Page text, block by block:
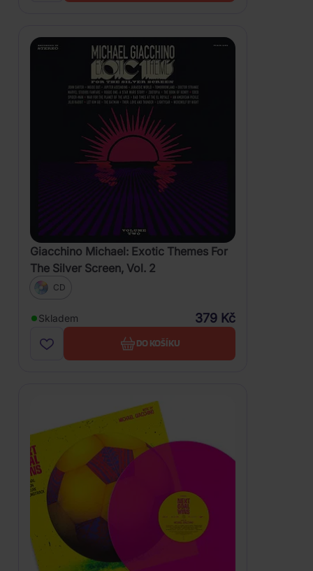
Giacchino Michael: Exotic Themes For
The Silver Screen, Vol. 2
CD
Skladem 379 Kč
DO KOŠÍKU